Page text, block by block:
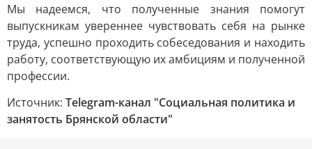
Мы надеемся, что полученные знания помогут
выпускникам увереннее чувствовать себя на рынке
труда, успешно проходить собеседования и находить
работу, соответствующую их амбициям и полученной
профессии.
Источник: Telegram-канал "Социальная политика и
занятость Брянской области"